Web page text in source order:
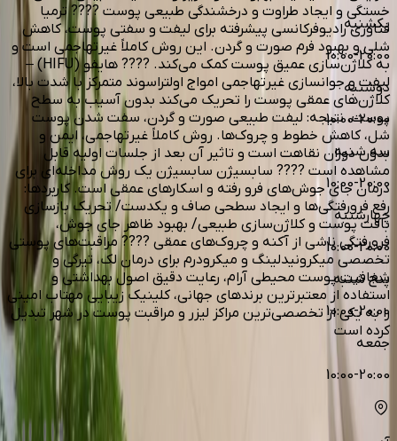
خستگی و ایجاد طراوت و درخشندگی طبیعی پوست ???? ترمیا
فناوری رادیوفرکانسی پیشرفته برای لیفت و سفتی پوست، کاهش
شلی و بهبود فرم صورت و گردن. این روش کاملاً غیرتهاجمی است و
به کلاژن‌سازی عمیق پوست کمک می‌کند. ???? هایفو (HIFU) –
لیفت و جوانسازی غیرتهاجمی امواج اولتراسوند متمرکز با شدت بالا،
کلاژن‌های عمقی پوست را تحریک می‌کند بدون آسیب به سطح
پوست. نتیجه: لیفت طبیعی صورت و گردن، سفت شدن پوست
شل، کاهش خطوط و چروک‌ها. روش کاملاً غیرتهاجمی، ایمن و
بدون دوران نقاهت است و تاثیر آن بعد از جلسات اولیه قابل
مشاهده است ???? سابسیژن سابسیژن یک روش مداخله‌ای برای
درمان جای جوش‌های فرو رفته و اسکارهای عمقی است. کاربردها:
رفع فرورفتگی‌ها و ایجاد سطحی صاف و یکدست/ تحریک بازسازی
بافت پوست و کلاژن‌سازی طبیعی/ بهبود ظاهر جای جوش،
فرورفتگی ناشی از آکنه و چروک‌های عمقی ???? مراقبت‌های پوستی
تخصصی میکرونیدلینگ و میکرودرم برای درمان لک، تیرگی و
شفافیت پوست محیطی آرام، رعایت دقیق اصول بهداشتی و
استفاده از معتبرترین برندهای جهانی، کلینیک زیبایی مهتاب امینی
را به یکی از تخصصی‌ترین مراکز لیزر و مراقبت پوست در شهر تبدیل
کرده است
یکشنبه
10:00-20:00
دوشنبه
10:00-20:00
سه شنبه
10:00-20:00
چهارشنبه
10:00-20:00
پنج شنبه
10:00-20:00
جمعه
10:00-20:00